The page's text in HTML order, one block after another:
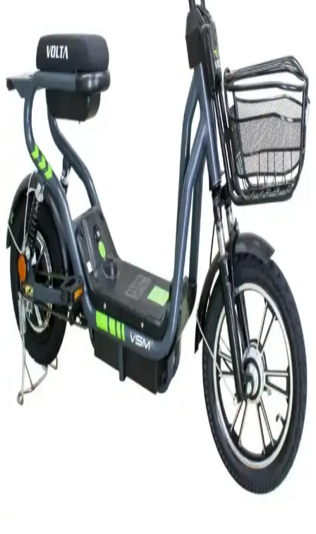
Türkiye'de elektrikli motorların ehliyetsiz kullanımı yasal sınırlar ve
güvenlik riskleriyle sınırlıdır. Bu yazı, türlerine göre ehliyet
gerekliliği, cezalar ve güvenlik önlemlerini detaylıca inceliyor.
Elektrikli Motorlarda Ehliyet Gerekliliği: Güç, Hız
ve Yasal Düzenlemeler 2024
Elektrikli motorlarda ehliyet gerekliliği, aracın güç ve hız sınırlarına
göre değişir. Türkiye'deki yasal düzenlemeler, güvenlik önlemleri ve
güncel mevzuat hakkında kapsamlı bilgiler sunulmaktadır.
2025'te Elektrikli Motorlarda Ehliyet Şart mı?
Bilmeniz Gerekenler
2025'te elektrikli motorların ehliyet ve yasal gerekliliklerini öğrenin.
Güvenli sürüş için detayları hemen keşfedin! İnceleyin!
2025'te Elektrikli Motor Fiyatlarında Şaşırtan
Değişimler: Bilmeniz Gerekenler
2025 elektrikli motor fiyat trendlerini ve ikinci el piyasasını öğrenin.
En uygun modeli seçmek için rehberimizi inceleyin! Hemen
keşfedin.
2025'te Elektrikli Motorlarda Yokuşları Fethetmenin
5 Sırrı
2025'in en iyi elektrikli motor ve scooter modelleriyle yokuşları
kolayca aşın. Detayları öğrenin ve doğru seçimi yapın!
synopsis":"Elektrikli motor ve scooter dünyası,
2025'te İkinci El Elektrikli Motorlarla Ulaşımda
2025'te uygun fiyatlı ikinci el elektrikli motorlarla hem tasarruf edin